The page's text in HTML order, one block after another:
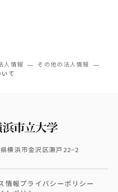
人情報
その他の法人情報
て
横浜市金沢区瀬戸22−2
情報プライバシーポリシー